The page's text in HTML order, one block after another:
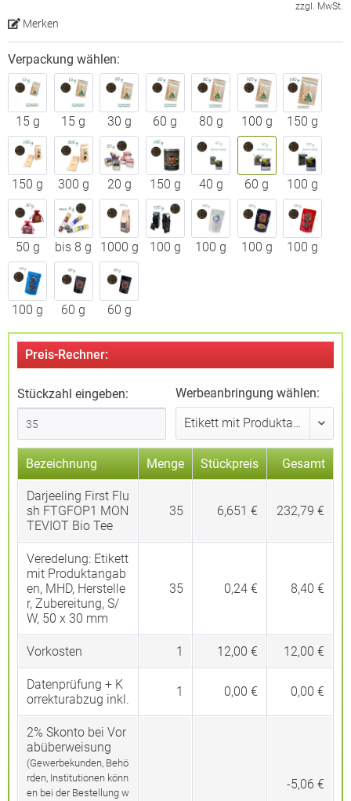
zzgl. MwSt.
Merken
Verpackung wählen:
15 g 15 g 30 g 60 g 80 g 100 g 150 g
150 g 300 g 20 g 150 g 40 g 60 g 100 g
50 g bis 8 g 1000 g 100 g 100 g 100 g 100 g
100 g 60 g 60 g
Preis-Rechner:
Stückzahl eingeben: Werbeanbringung wählen:
Bezeichnung Menge Stückpreis Gesamt
Darjeeling First Flu
sh FTGFOP1 MON
TEVIOT Bio Tee
35 6,651 € 232,79 €
Veredelung: Etikett
mit Produktangab
en, MHD, Herstelle
r, Zubereitung, S/
W, 50 x 30 mm
35 0,24 € 8,40 €
Vorkosten 1 12,00 € 12,00 €
Datenprüfung + K
orrekturabzug inkl.
1 0,00 € 0,00 €
2% Skonto bei Vor
abüberweisung
(Gewerbekunden, Behö
rden, Institutionen könn
en bei der Bestellung w
-5,06 €